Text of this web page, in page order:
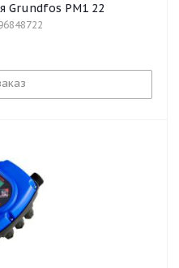
Grundfos PM1 22